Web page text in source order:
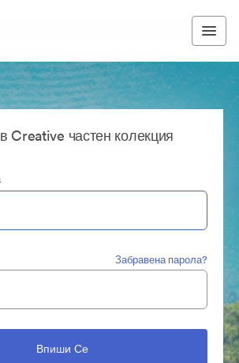
Creative частен колекция
Забравена парола?